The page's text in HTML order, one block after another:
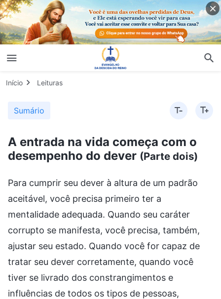
Início Leituras
Sumário
A entrada na vida começa com o
desempenho do dever (Parte dois)
Para cumprir seu dever à altura de um padrão
aceitável, você precisa primeiro ter a
mentalidade adequada. Quando seu caráter
corrupto se manifesta, você precisa, também,
ajustar seu estado. Quando você for capaz de
tratar seu dever corretamente, quando você
tiver se livrado dos constrangimentos e
influências de todos os tipos de pessoas,